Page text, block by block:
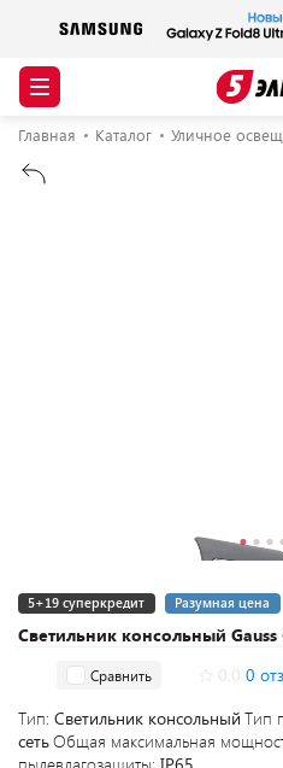
Главная Каталог Уличное
Светильник консольный Gauss
5+19 суперкредит Разумная цена
Сравнить 0
Тип: Светильник консольный Тип
сетьОбщая максимальная